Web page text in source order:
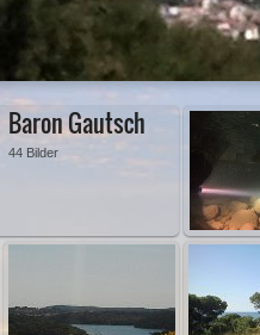
Baron Gautsch
44 Bilder